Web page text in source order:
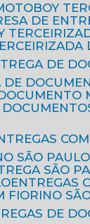
DE
DE
DE
DOCUMENTO
SÃO PAULO
SÃO
FIORINO
DE